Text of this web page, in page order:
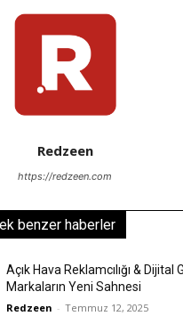
Redzeen
https://redzeen.com
benzer haberler
Açık Hava Reklamcılığı & Dijital
Markaların Yeni Sahnesi
Redzeen - Temmuz 12, 2025